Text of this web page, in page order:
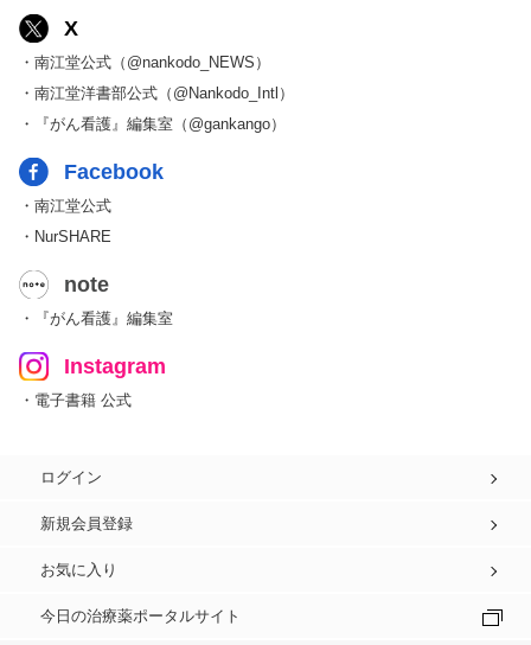
X
・南江堂公式（@nankodo_NEWS）
・南江堂洋書部公式（@Nankodo_Intl）
・『がん看護』編集室（@gankango）
Facebook
・南江堂公式
・NurSHARE
note
・『がん看護』編集室
Instagram
・電子書籍 公式
ログイン
新規会員登録
お気に入り
今日の治療薬ポータルサイト